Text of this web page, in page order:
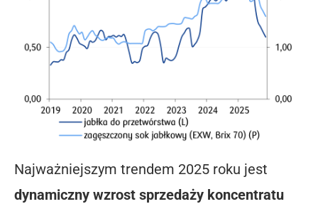
Najważniejszym trendem 2025 roku jest
dynamiczny wzrost sprzedaży koncentratu